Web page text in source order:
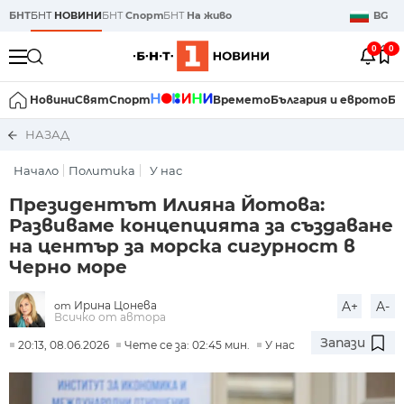
БНТБНТ НОВИНИБНТСпортБНТ На живо BG
0 0
НовиниСвятСпорт ВреметоБългария и еврото
НАЗАД
Начало Политика У нас
Президентът Илияна Йотова:
Развиваме концепцията за създаване
на център за морска сигурност в
Черно море
от Ирина Цонева
Всичко от автора
A+ A-
20:13, 08.06.2026 Чете се за: 02:45 мин. У нас Запази